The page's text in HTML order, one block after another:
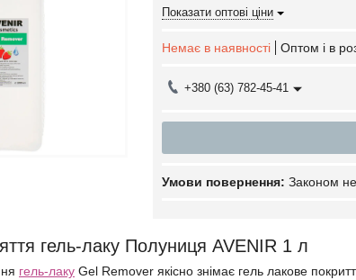
Показати оптові ціни
Немає в наявності Оптом і в
+380 (63) 782-45-41
Законом
гель-лаку Полуниця AVENIR 1 л
гель-лаку Gel Remover якісно знімає гель лакове